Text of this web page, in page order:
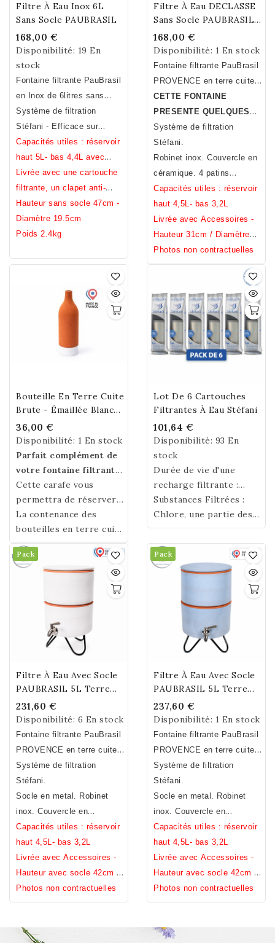
Filtre À Eau Inox 6L
Sans Socle PAUBRASIL
168,00 €
Disponibilité: 19 En
stock
Fontaine filtrante PauBrasil
en Inox de 6litres sans
socle
Système de filtration
Stéfani - Efficace sur
métaux lourds, pesticides,
chlore, bacteries ... (voir
analyses)
Capacités utiles : réservoir
haut 5L- bas 4,4L avec
clapet, 5L sans.
Livrée avec une cartouche
filtrante, un clapet anti-
débordement, un robinet
inox, un joint noir
antidérapant.
Hauteur sans socle 47cm -
Diamètre 19.5cm
Poids 2.4kg
Filtre À Eau DECLASSE
Sans Socle PAUBRASIL
5L Terre Cuite Émaillée
Blanche
168,00 €
Disponibilité: 1 En stock
Fontaine filtrante PauBrasil
PROVENCE en terre cuite
émaillée blanche. Fait
main.Fabrication Française
CETTE FONTAINE
PRESENTE QUELQUES
DEFAUTS MINEURS .
Système de filtration
Stéfani.
Robinet inox. Couvercle en
céramique. 4 patins
(offerts) à disposer sous la
cuve basse.
Capacités utiles : réservoir
haut 4,5L- bas 3,2L
Livrée avec Accessoires -
Hauteur 31cm / Diamètre
23cm
Photos non contractuelles
Bouteille En Terre Cuite
Brute - Émaillée Blanche
750 Ml Environ
36,00 €
Disponibilité: 1 En stock
Parfait complément de
votre fontaine filtrante,
la bouteille en terre
cuite, faite à la main, de
fabrication française,
rafraichira votre eau de
4 à 8° Celsius.
Cette carafe vous
permettra de réserver
et aérer suffisamment
d’eau pour toute la
journée.
La contenance des
bouteilles en terre cuite
est de plus ou moins 75
cl.
Lot De 6 Cartouches
Filtrantes À Eau Stéfani
101,64 €
Disponibilité: 93 En
stock
Durée de vie d'une
recharge filtrante :
environ 500 litres. Il est
conseillé de changer la
recharge filtrante tous
les 4 à 6 mois selon la
dureté de l'eau. Sans
Bisphénol A, S, F.
Substances Filtrées :
Chlore, une partie des
contaminants présents
dans certains métaux
lourds, hydrocarbures,
pesticides, insecticides
... Certification NSF ®
Pack
Filtre À Eau Avec Socle
PAUBRASIL 5L Terre
Cuite Émaillée Blanche
231,60 €
Disponibilité: 6 En stock
Fontaine filtrante PauBrasil
PROVENCE en terre cuite
émaillée blanche. Fait
main.Fabrication Française
Système de filtration
Stéfani.
Socle en metal. Robinet
inox. Couvercle en
céramique.
Capacités utiles : réservoir
haut 4,5L- bas 3,2L
Livrée avec Accessoires -
Hauteur avec socle 42cm /
Hauteur sans socle 31cm /
Diamètre 23cm / Poids
Photos non contractuelles
Pack
Filtre À Eau Avec Socle
PAUBRASIL 5L Terre
Cuite Émaillée Bleue
237,60 €
Disponibilité: 1 En stock
Fontaine filtrante PauBrasil
PROVENCE en terre cuite
émaillée bleue. Fait
main.Fabrication Française
Système de filtration
Stéfani.
Socle en metal. Robinet
inox. Couvercle en
céramique.
Capacités utiles : réservoir
haut 4,5L- bas 3,2L
Livrée avec Accessoires -
Hauteur avec socle 42cm /
Hauteur sans socle 31cm /
Diamètre 23cm / Poids
Photos non contractuelles